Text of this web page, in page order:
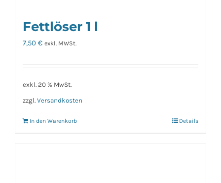
Fettlöser 1 l
7,50 € exkl. MWSt.
exkl. 20 % MwSt.
zzgl. Versandkosten
In den Warenkorb Details